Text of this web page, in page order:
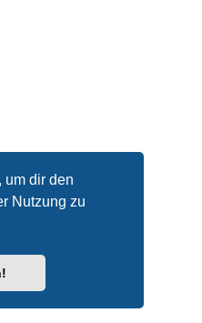
um dir den
Nutzung zu